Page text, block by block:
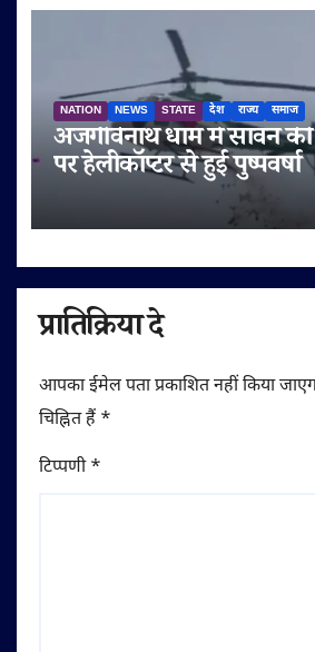
NATION NEWS STATE देश राज्य समाज
अजगैविनाथ धाम में सावन की
पर हेलीकॉप्टर से हुई पुष्पवर्षा
प्रातिक्रिया दे
आपका ईमेल पता प्रकाशित नहीं किया
चिह्नित हैं *
टिप्पणी*